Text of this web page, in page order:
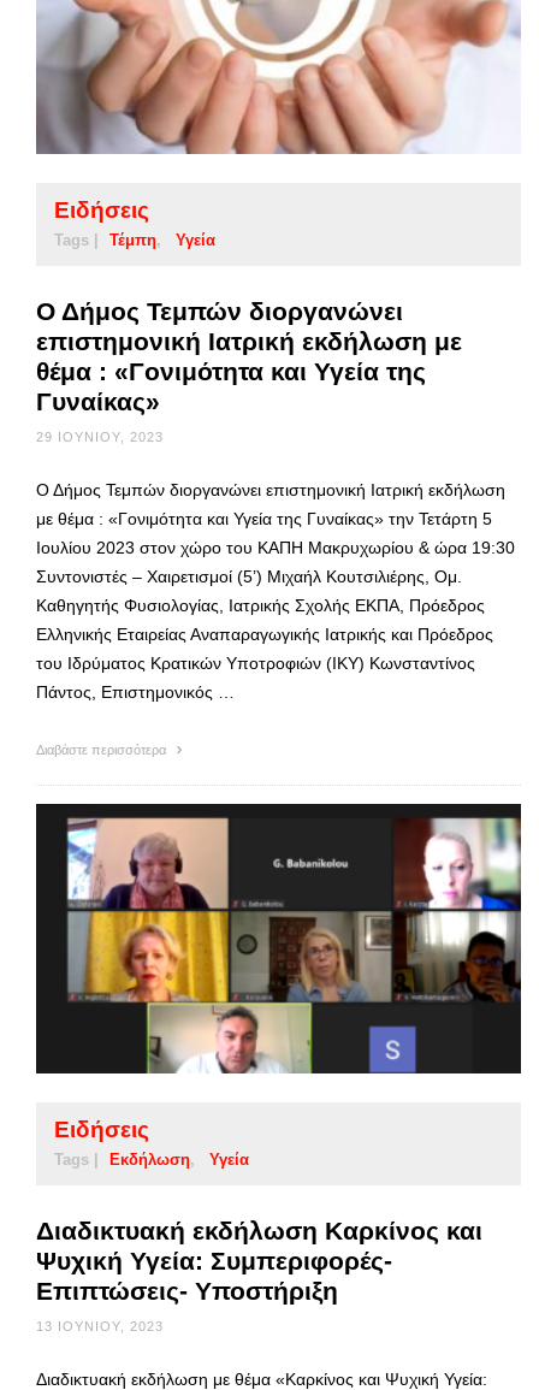
Ειδήσεις
Tags | Τέμπη Υγεία
Ο Δήμος Τεμπών διοργανώνει
επιστημονική Ιατρική εκδήλωση με
θέμα : «Γονιμότητα και Υγεία της
Γυναίκας»
29 ΙΟΥΝΊΟΥ, 2023
Ο Δήμος Τεμπών διοργανώνει επιστημονική Ιατρική εκδήλωση
με θέμα : «Γονιμότητα και Υγεία της Γυναίκας» την Τετάρτη 5
Ιουλίου 2023 στον χώρο του ΚΑΠΗ Μακρυχωρίου & ώρα 19:30
Συντονιστές – Χαιρετισμοί (5’) Μιχαήλ Κουτσιλιέρης, Ομ.
Καθηγητής Φυσιολογίας, Ιατρικής Σχολής ΕΚΠΑ, Πρόεδρος
Ελληνικής Εταιρείας Αναπαραγωγικής Ιατρικής και Πρόεδρος
του Ιδρύματος Κρατικών Υποτροφιών (ΙΚΥ) Κωνσταντίνος
Πάντος, Επιστημονικός …
Διαβάστε περισσότερα
Ειδήσεις
Tags | Εκδήλωση Υγεία
Διαδικτυακή εκδήλωση Καρκίνος και
Ψυχική Υγεία: Συμπεριφορές-
Επιπτώσεις- Υποστήριξη
13 ΙΟΥΝΊΟΥ, 2023
Διαδικτυακή εκδήλωση με θέμα «Καρκίνος και Ψυχική Υγεία: